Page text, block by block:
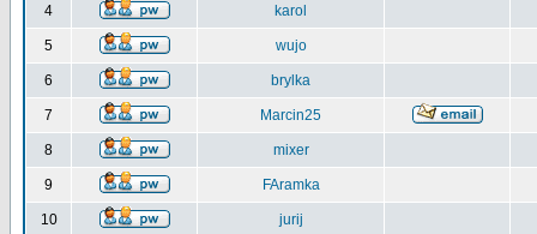
4 karol
5 wujo
6 brylka
7 Marcin25
8 mixer
9 FAramka
10 jurij